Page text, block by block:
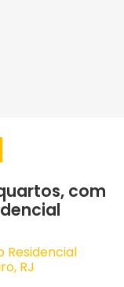
com
Residencial
RJ